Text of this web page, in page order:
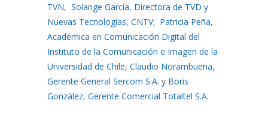
TVN, Solange García, Directora de TVD y
Nuevas Tecnologías, CNTV; Patricia Peña,
Académica en Comunicación Digital del
Instituto de la Comunicación e Imagen de la
Universidad de Chile, Claudio Norambuena,
Gerente General Sercom S.A. y Boris
González, Gerente Comercial Totaltel S.A.